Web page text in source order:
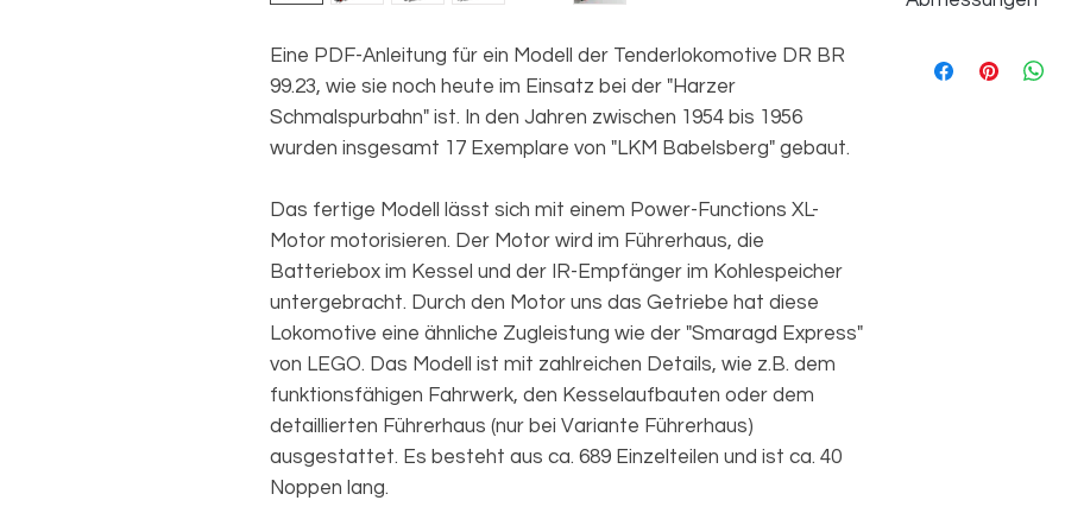
Eine PDF-Anleitung für ein Modell der Tenderlokomotive DR BR
99.23, wie sie noch heute im Einsatz bei der "Harzer
Schmalspurbahn" ist. In den Jahren zwischen 1954 bis 1956
wurden insgesamt 17 Exemplare von "LKM Babelsberg" gebaut.
Das fertige Modell lässt sich mit einem Power-Functions XL-
Motor motorisieren. Der Motor wird im Führerhaus, die
Batteriebox im Kessel und der IR-Empfänger im Kohlespeicher
untergebracht. Durch den Motor uns das Getriebe hat diese
Lokomotive eine ähnliche Zugleistung wie der "Smaragd Express"
von LEGO. Das Modell ist mit zahlreichen Details, wie z.B. dem
funktionsfähigen Fahrwerk, den Kesselaufbauten oder dem
detaillierten Führerhaus (nur bei Variante Führerhaus)
ausgestattet. Es besteht aus ca. 689 Einzelteilen und ist ca. 40
Noppen lang.
Einzelteile